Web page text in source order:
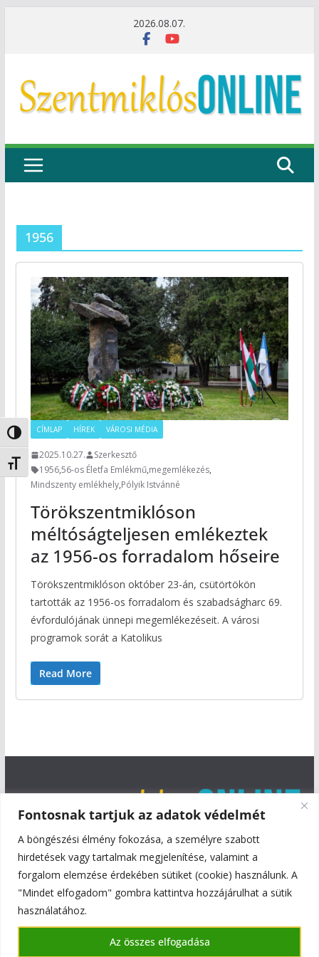
Fontosnak tartjuk az adatok védelmét
A böngészési élmény fokozása, a személyre szabott
hirdetések vagy tartalmak megjelenítése, valamint a
forgalom elemzése érdekében sütiket (cookie) használunk. A
"Mindet elfogadom" gombra kattintva hozzájárulhat a sütik
használatához.
Az összes elfogadása
Nagy kontraszt váltása
Betűméret váltása
2026.08.07.
1956
CÍMLAP HÍREK VÁROSI MÉDIA
2025.10.27.
Szerkesztő
1956,56-os Életfa Emlékmű,megemlékezés,
Mindszenty emlékhely,Pólyik Istvánné
Törökszentmiklóson
méltóságteljesen emlékeztek
az 1956-os forradalom hőseire
Törökszentmiklóson október 23-án, csütörtökön
tartották az 1956-os forradalom és szabadságharc 69.
évfordulójának ünnepi megemlékezéseit. A városi
programok sorát a Katolikus
Read More
Copyright © 2026Szentmiklós Online
Theme:ColorMagby ThemeGrill. Powered byWordPress.